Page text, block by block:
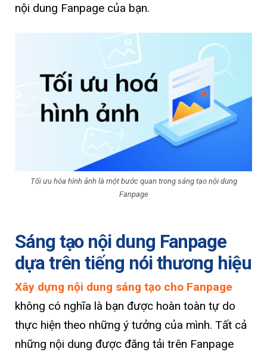
nội dung Fanpage của bạn.
Tối ưu hóa hình ảnh là một bước quan trong sáng tạo nội dung
Fanpage
Sáng tạo nội dung Fanpage
dựa trên tiếng nói thương hiệu
Xây dựng nội dung sáng tạo cho Fanpage
không có nghĩa là bạn được hoàn toàn tự do
thực hiện theo những ý tưởng của mình. Tất cả
những nội dung được đăng tải trên Fanpage